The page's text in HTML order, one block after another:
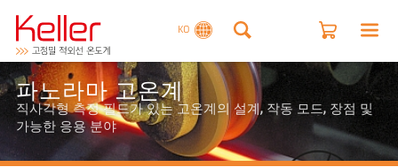
KO
파노라마 고온계
직사각형 측정 필드가 있는 고온계의 설계, 작동 모드, 장점 및
가능한 응용 분야